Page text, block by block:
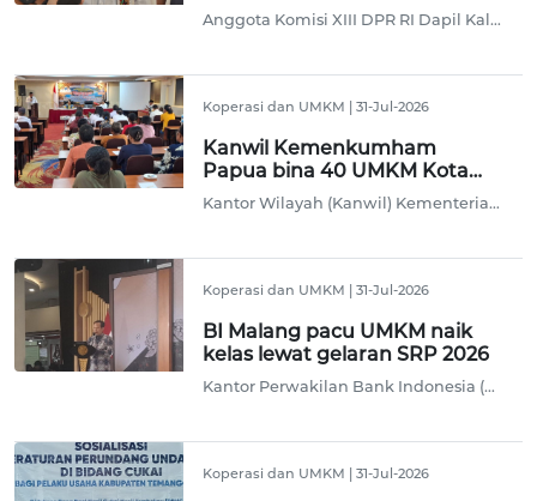
daya saing UMKM Anggota Komisi XIII DPR RI Dapil Kalimantan Tengah, Bias Layar menilai peningkatan jumlah pendaftaran merek dan paten menjadi salah satu langkah strategis untuk memperkuat daya saing usaha mikro, kecil, dan menengah (UMKM) di tengah persaingan pasar yang semakin kompetitif, baik di tingkat nasional maupun global.
Koperasi dan UMKM |31-Jul-2026
Kanwil Kemenkumham
Papua bina 40 UMKM Kota
Jayapura
Kantor Wilayah (Kanwil) Kementerian Hukum dan HAM Papua membina 40 pelaku Usaha Mikro Kecil dan Menengah (UMKM) di Kota Jayapura mengenai perlindungan hukum dan legalitas usaha.
Koperasi dan UMKM |31-Jul-2026
BI Malang pacu UMKM naik
kelas lewat gelaran SRP 2026
Kantor Perwakilan Bank Indonesia (KPwBI) Malang terus memacu usaha mikro kecil menengah (UMKM) untuk naik kelas dengan berbagai upaya, salah satunya menggelar flagship Sapta Rona Pesona (SRP) 2026 pada 30 Juli-2 Agustus 2026 yang dipusatkan di Kota Malang.
Koperasi dan UMKM |31-Jul-2026